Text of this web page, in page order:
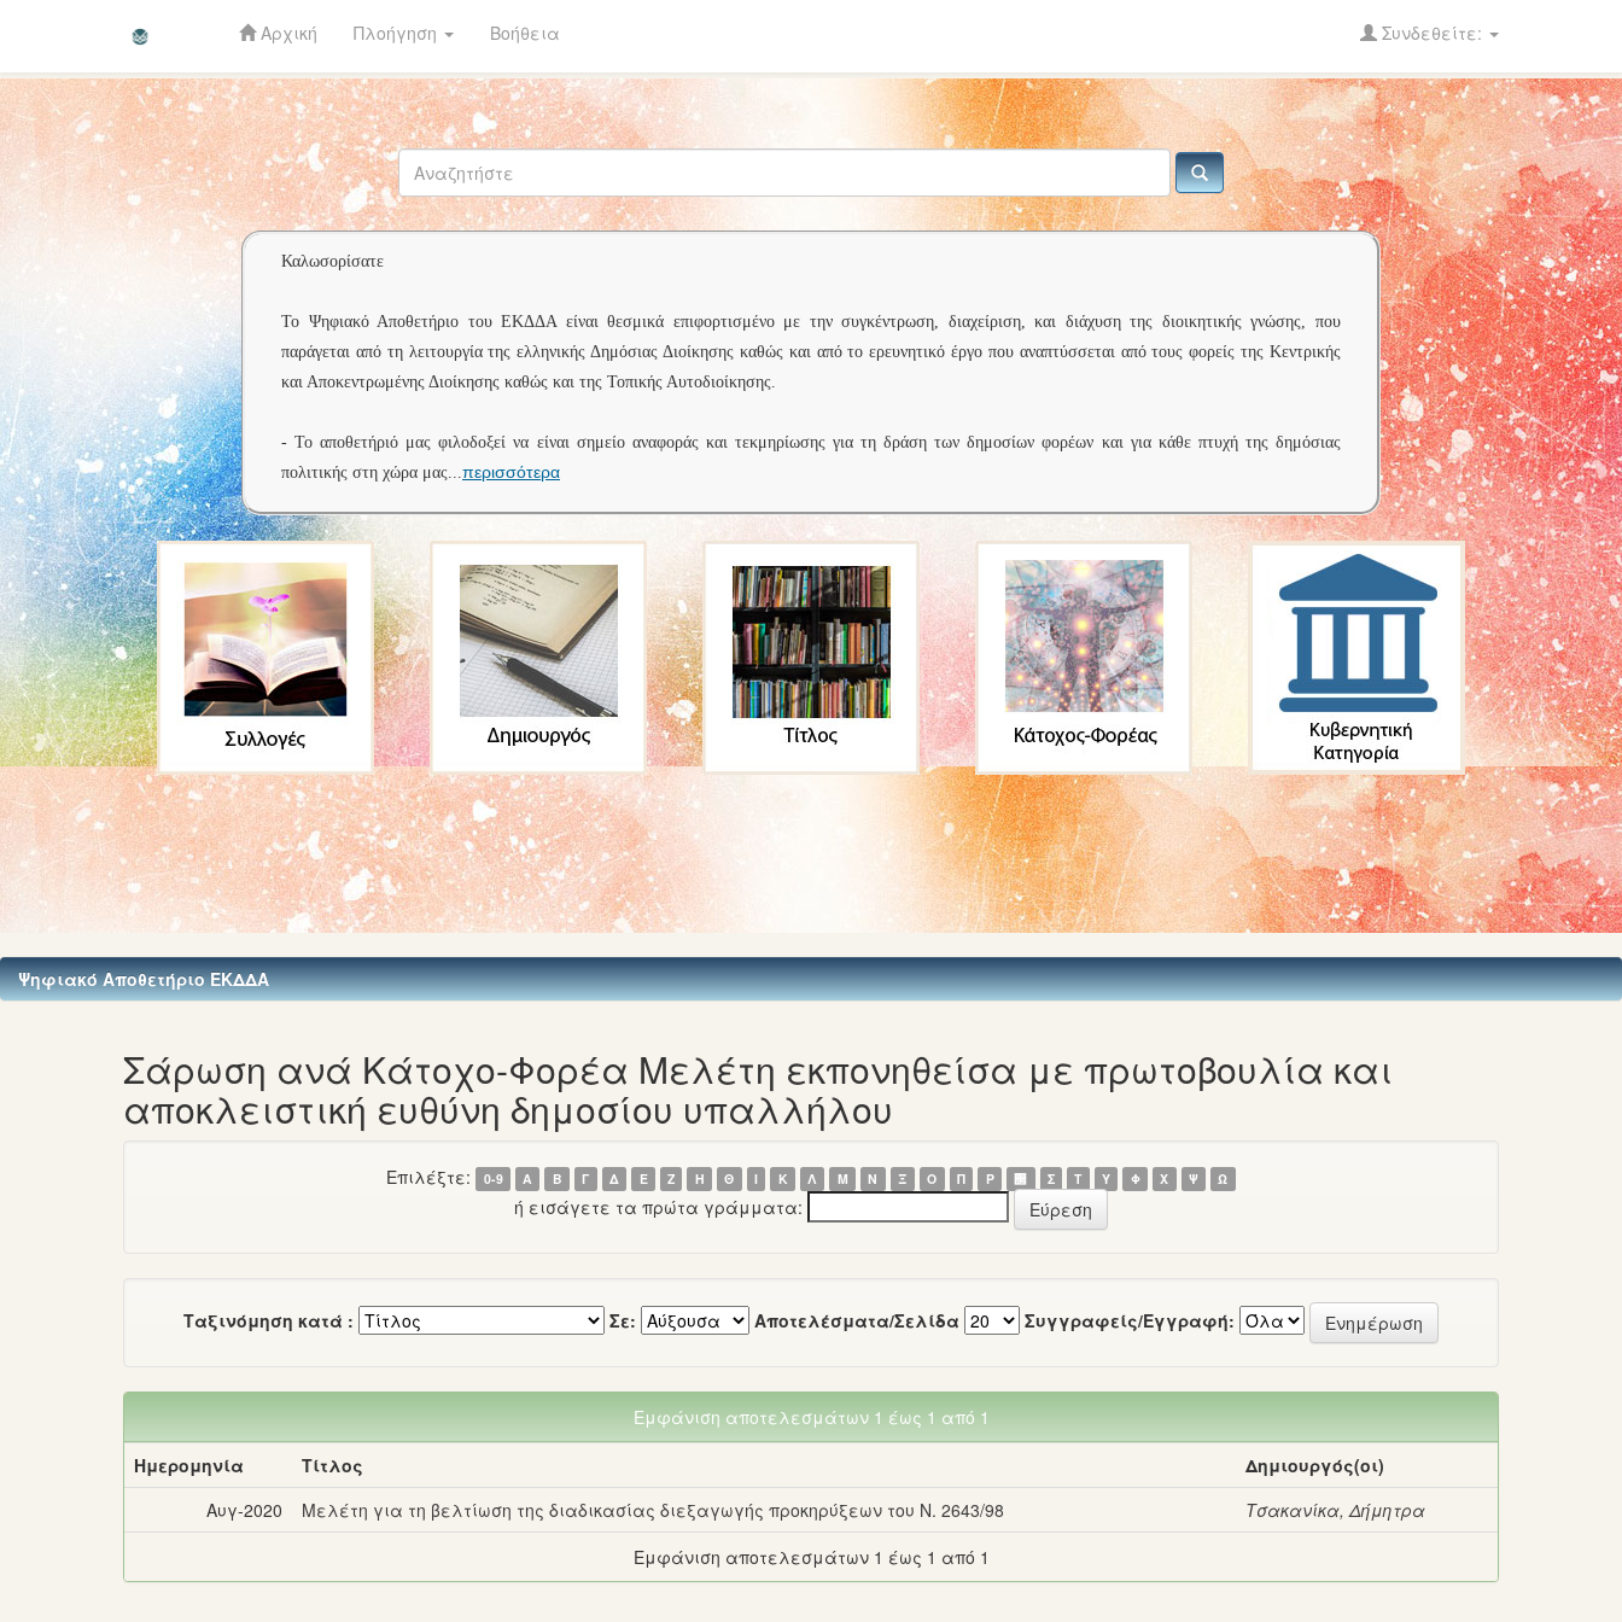
Skip
navigation
Αρχική Πλοήγηση Βοήθεια Συνδεθείτε:
Καλωσορίσατε
Το Ψηφιακό Αποθετήριο του ΕΚΔΔΑ είναι θεσμικά επιφορτισμένο με την συγκέντρωση, διαχείριση, και διάχυση της διοικητικής γνώσης, που
παράγεται από τη λειτουργία της ελληνικής Δημόσιας Διοίκησης καθώς και από το ερευνητικό έργο που αναπτύσσεται από τους φορείς της Κεντρικής
και Αποκεντρωμένης Διοίκησης καθώς και της Τοπικής Αυτοδιοίκησης.
- Το αποθετήριό μας φιλοδοξεί να είναι σημείο αναφοράς και τεκμηρίωσης για τη δράση των δημοσίων φορέων και για κάθε πτυχή της δημόσιας
πολιτικής στη χώρα μας...περισσότερα
Ψηφιακό Αποθετήριο ΕΚΔΔΑ
Σάρωση ανά Κάτοχο-Φορέα Μελέτη εκπονηθείσα με πρωτοβουλία και
αποκλειστική ευθύνη δημοσίου υπαλλήλου
Επιλέξτε: 0-9 Α Β Γ Δ Ε Ζ Η Θ Ι Κ Λ Μ Ν Ξ Ο Π Ρ ΢ Σ Τ Υ Φ Χ Ψ Ω
ή εισάγετε τα πρώτα γράμματα:
Ταξινόμηση κατά : Σε: Αποτελέσματα/Σελίδα Συγγραφείς/Εγγραφή:
Εμφάνιση αποτελεσμάτων 1 έως 1 από 1
Ημερομηνία
Τίτλος
Δημιουργός(οι)
Αυγ-2020
Μελέτη για τη βελτίωση της διαδικασίας διεξαγωγής προκηρύξεων του Ν. 2643/98
Τσακανίκα, Δήμητρα
Εμφάνιση αποτελεσμάτων 1 έως 1 από 1